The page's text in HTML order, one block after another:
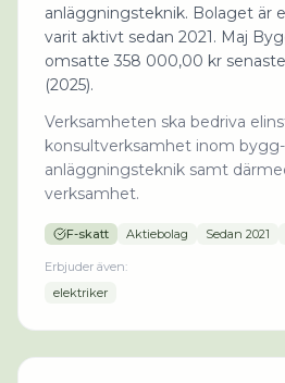
anläggningsteknik. Bolaget är
varit aktivt sedan 2021. Maj
omsatte 358 000,00 kr
(2025).
Verksamheten ska bedriva
konsultverksamhet inom
anläggningsteknik samt
verksamhet.
F-skatt Aktiebolag Sedan 2021
Erbjuder även:
elektriker